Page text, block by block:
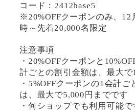
コード：2412base5
※20%OFFクーポンのみ、12
時～先着20,000名限定
注意事項
・20%OFFクーポンと
計ごとの割引金額は、最大
・5%OFFクーポンの1会計ご
は、最大で5,000円までです
・何ショップでも利用可能